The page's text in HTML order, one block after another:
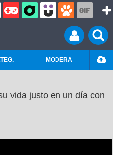
MODERA
vida justo en un día con